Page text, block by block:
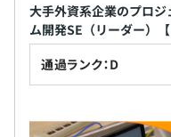
大手外資系企業のプロ
ム開発SE（リーダー）
通過ランク：D